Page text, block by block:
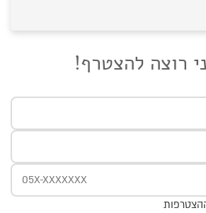
רוצה להצטרף!